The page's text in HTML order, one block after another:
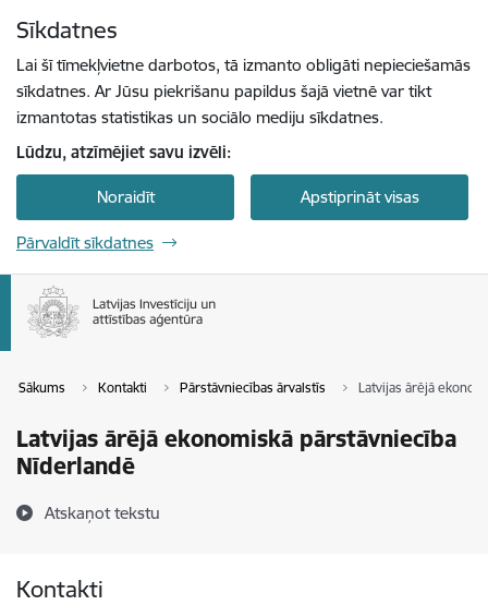
Sīkdatnes
Lai šī tīmekļvietne darbotos, tā izmanto obligāti nepieciešamās
sīkdatnes. Ar Jūsu piekrišanu papildus šajā vietnē var tikt
izmantotas statistikas un sociālo mediju sīkdatnes.
Lūdzu, atzīmējiet savu izvēli:
Noraidīt Apstiprināt visas
Pārvaldīt sīkdatnes
Sākums Kontakti Pārstāvniecības ārvalstīs Latvijas ārējā
Latvijas ārējā ekonomiskā pārstāvniecība
Nīderlandē
Atskaņot tekstu
Kontakti